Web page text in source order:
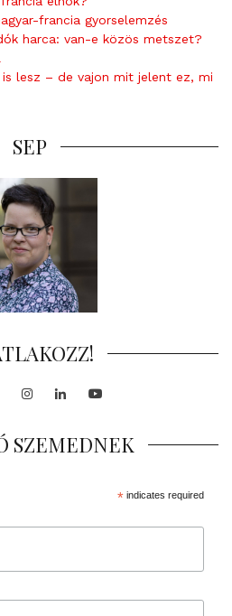
francia gyorselemzés
harca: van-e közös metszet?
lesz – de vajon mit jelent ez, mi
SEP
Instagram
LinkedInYoutube
SZEMEDNEK
*indicates required